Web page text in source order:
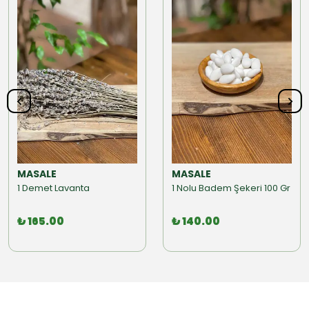
MASALE
1 Demet Lavanta
₺ 165.00
MASALE
1 Nolu Badem Şekeri 100 Gr
₺ 140.00